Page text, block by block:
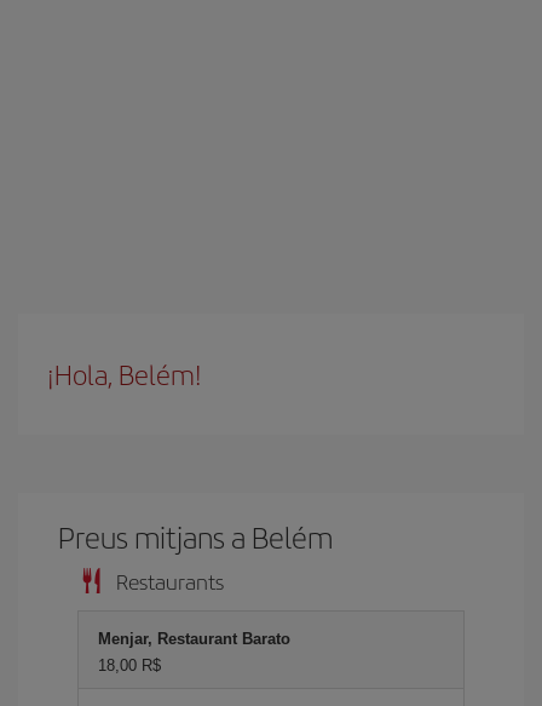
¡Hola, Belém!
Preus mitjans a Belém
Restaurants
Menjar, Restaurant Barato
18,00 R$